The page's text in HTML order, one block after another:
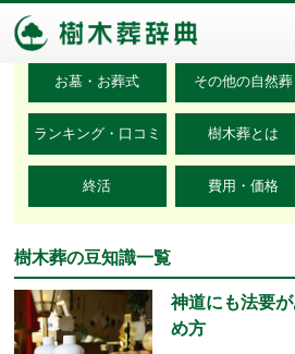
カテゴリ検索
お墓・お葬式 その他の自然葬
ランキング・口コミ 樹木葬とは
終活 費用・価格
樹木葬の豆知識一覧
神道にも法要
め方